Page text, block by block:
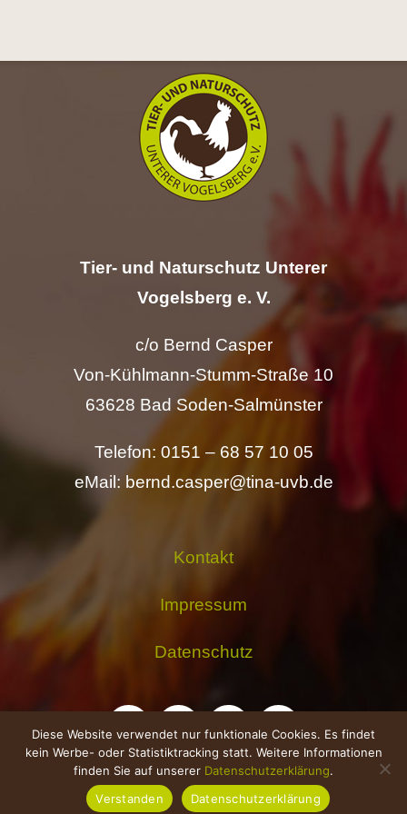
Tier- und Naturschutz Unterer
Vogelsberg e. V.
c/o Bernd Casper
Von-Kühlmann-Stumm-Straße 10
63628 Bad Soden-Salmünster
Telefon: 0151 – 68 57 10 05
eMail: bernd.casper@tina-uvb.de
Kontakt
Impressum
Datenschutz
Diese Website verwendet nur funktionale Cookies. Es findet
kein Werbe- oder Statistiktracking statt. Weitere Informationen
finden Sie auf unserer Datenschutzerklärung.
Verstanden
Datenschutzerklärung